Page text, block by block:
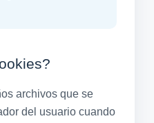
archivos que se
del usuario cuando